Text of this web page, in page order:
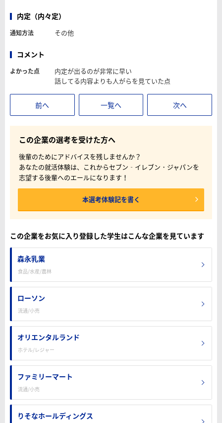
内定（内々定）
通知方法 その他
コメント
よかった点
内定が出るのが非常に早い
話してる内容よりも人がらを見ていた点
前へ 一覧へ 次へ
この企業の選考を受けた方へ
後輩のためにアドバイスを残しませんか？
あなたの就活体験は、これからセブン‐イレブン・ジャパンを
志望する後輩へのエールになります！
本選考体験記を書く
この企業をお気に入り登録した学生はこんな企業を見ています
森永乳業
食品/水産/農林
ローソン
流通/小売
オリエンタルランド
ホテル/レジャー
ファミリーマート
流通/小売
りそなホールディングス